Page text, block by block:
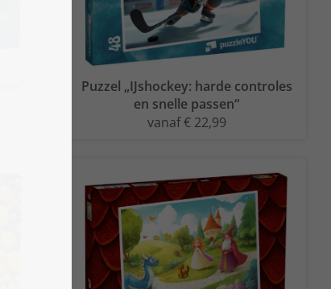
Puzzel „IJshockey: harde controles
en snelle passen“
vanaf € 22,99